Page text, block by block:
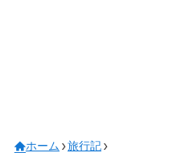
ホーム 旅行記